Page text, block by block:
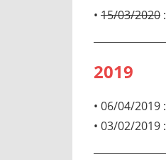
• 15/03/2020 :
2019
• 06/04/2019 :
• 03/02/2019 :